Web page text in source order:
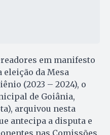
em manifesto
da Mesa
(2023 – 2024), o
de Goiânia,
arquivou nesta
antecipa a disputa e